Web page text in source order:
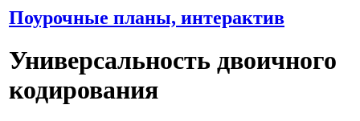
Поурочные планы, интерактив
Универсальность двоичного
кодирования